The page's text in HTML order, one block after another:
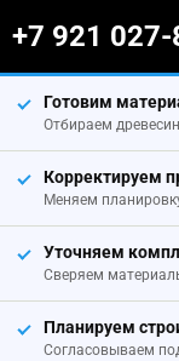
+7 921
Готовим
Отбираем
Корректируем
Меняем
Уточняем
Сверяем
Планируем
Согласовываем